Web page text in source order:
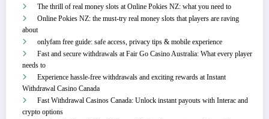
The thrill of real money slots at Online Pokies NZ: what you need to
Online Pokies NZ: the must-try real money slots that players are raving
about
onlyfam free guide: safe access, privacy tips & mobile experience
Fast and secure withdrawals at Fair Go Casino Australia: What every player
needs to
Experience hassle-free withdrawals and exciting rewards at Instant
Withdrawal Casino Canada
Fast Withdrawal Casinos Canada: Unlock instant payouts with Interac and
crypto options